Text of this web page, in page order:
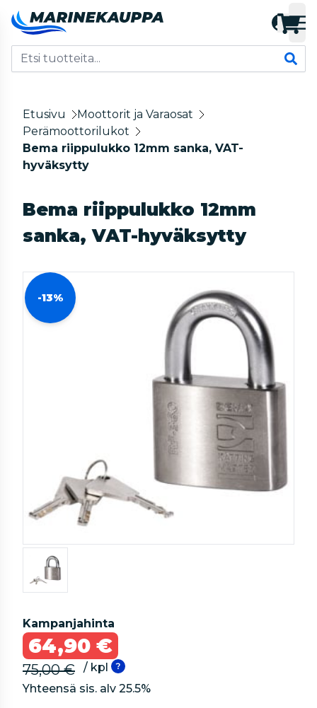
Etusivu
Moottorit ja Varaosat
Perämoottorilukot
Bema riippulukko 12mm sanka, VAT-
hyväksytty
Bema riippulukko 12mm
sanka, VAT-hyväksytty
-13%
Kampanjahinta
64,90 €
75,00 €
/ kpl
Yhteensä sis. alv 25.5%